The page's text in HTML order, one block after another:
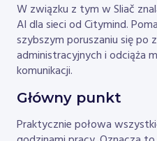
W związku z tym w Sliač
AI dla sieci od Citymind.
szybszym poruszaniu się po
administracyjnych i odciąża
komunikacji.
Główny punkt
Praktycznie połowa